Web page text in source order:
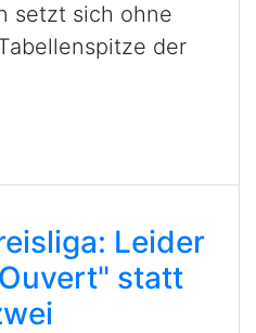
setzt sich ohne
der
Leider
statt